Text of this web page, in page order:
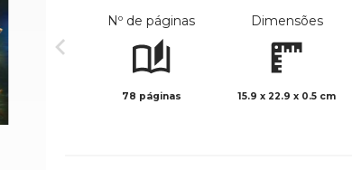
Nº de páginas
78 páginas
Dimensões
15.9 x 22.9 x 0.5 cm